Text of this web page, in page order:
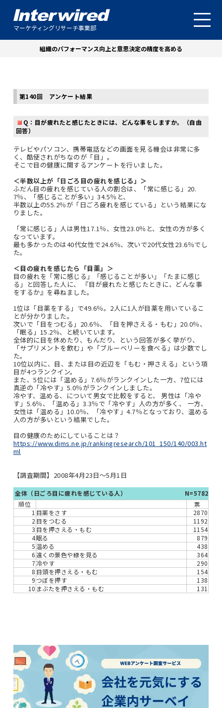
マーケティングリサーチ事業部
組織のパフォーマンス向上と意思決定の精度を高める
第140回 アンケート結果
Q：目が疲れたと感じたときには、どんな事をしますか。（自由
回答）
テレビやパソコン、携帯電話などの画面を見る機会は非常に多
く、酷使されがちなのが「目」。
そこで目の健康に関するアンケートを行いました。
＜半数以上が「日ごろ目の疲れを感じる」＞
ふだん目の疲れを感じている人の割合は、「常に感じる」20.
7％、「感じることが多い」34.5％と、
半数以上の55.2％が「日ごろ疲れを感じている」という結果にな
りました。
「常に感じる」人は男性17.1％、女性23.0％と、女性の方が多く
なっています。
最も多かったのは40代女性で24.6％、次いで20代女性23.6％でし
た。
＜目の疲れを感じたら「目薬」＞
目の疲れを「常に感じる」「感じることが多い」「たまに感じ
る」と回答した人に、 『目が疲れたと感じたときに、どんな事
をするか』を尋ねました。
1位は「目薬をする」で49.6％。2人に1人が目薬を用いているこ
とが分かりました。
次いで「目をつむる」20.6％、「目を押さえる・もむ」20.0％、
「眠る」15.2％、と続いています。
全体的に目を休めたり、もんだり、という回答が多く挙がり、
「サプリメントを飲む」や「ブルーベリーを食べる」は少数でし
た。
10位以内に、目、または目の近辺を「もむ・押さえる」という項
目が4つランクイン。
また、5位には「温める」7.6％がランクインした一方、7位には
真逆の「冷やす」5.0％がランクインしました。
冷やす、温める、について男女で比較をすると、 男性は「冷や
す」5.6％、「温める」3.3％で「冷やす」人の方が多く、 一方、
女性は「温める」10.0％、「冷やす」4.7％となっており、温める
人の方が多いという結果でした。
目の健康のためにしていることは？
https://www.dims.ne.jp/rankingresearch/101_150/140/003.ht
ml
【調査期間】2008年4月23日～5月1日
全体（日ごろ目に疲れを感じている人）
N=5782
順位
票
1 目薬をさす
2870
2 目をつむる
1192
3 目を押さえる・もむ
1154
4眠る
879
5温める
438
6遠くの景色や緑を見る
364
7冷やす
290
8 目頭を押さえる・もむ
154
9 つぼを押す
138
10 まぶたを押さえる・もむ 131